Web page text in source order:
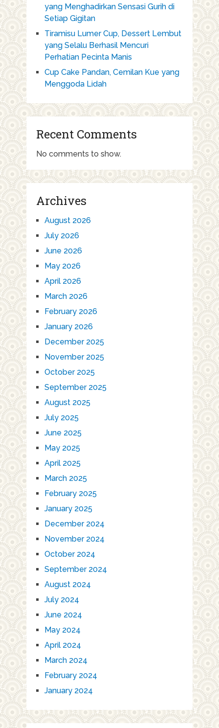
yang Menghadirkan Sensasi Gurih di
Setiap Gigitan
Tiramisu Lumer Cup, Dessert Lembut
yang Selalu Berhasil Mencuri
Perhatian Pecinta Manis
Cup Cake Pandan, Cemilan Kue yang
Menggoda Lidah
Recent Comments
No comments to show.
Archives
August 2026
July 2026
June 2026
May 2026
April 2026
March 2026
February 2026
January 2026
December 2025
November 2025
October 2025
September 2025
August 2025
July 2025
June 2025
May 2025
April 2025
March 2025
February 2025
January 2025
December 2024
November 2024
October 2024
September 2024
August 2024
July 2024
June 2024
May 2024
April 2024
March 2024
February 2024
January 2024